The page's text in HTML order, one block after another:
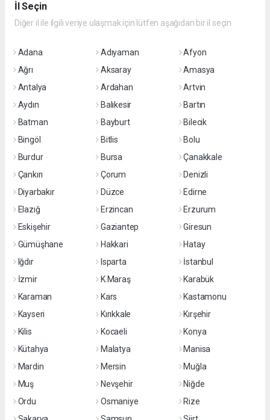
İl Seçin
Diğer il ile ilgili veriye ulaşmak için lütfen aşağıdan bir il seçin
Adana Adıyaman
Afyon
Ağrı
Aksaray
Amasya
Antalya
Ardahan
Artvin
Aydın
Balıkesir
Bartın
Batman
Bayburt
Bilecik
Bingöl
Bitlis
Bolu
Burdur
Bursa
Çanakkale
Çankırı
Çorum
Denizli
Diyarbakır
Düzce
Edirne
Elazığ
Erzincan
Erzurum
Eskişehir
Gaziantep
Giresun
Gümüşhane
Hakkari
Hatay
Iğdır
Isparta
İstanbul
İzmir
K.Maraş
Karabük
Karaman
Kars
Kastamonu
Kayseri
Kırıkkale
Kırşehir
Kilis
Kocaeli
Konya
Kütahya
Malatya
Manisa
Mardin
Mersin
Muğla
Muş
Nevşehir
Niğde
Ordu
Osmaniye
Rize